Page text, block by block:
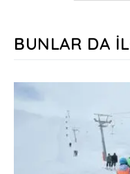
BUNLAR DA